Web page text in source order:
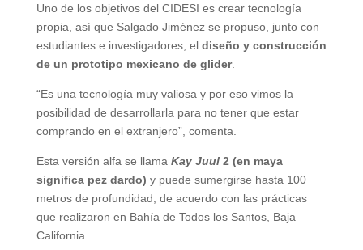
Uno de los objetivos del CIDESI es crear tecnología
propia, así que Salgado Jiménez se propuso, junto con
estudiantes e investigadores, el diseño y construcción
de un prototipo mexicano de glider.
“Es una tecnología muy valiosa y por eso vimos la
posibilidad de desarrollarla para no tener que estar
comprando en el extranjero”, comenta.
Esta versión alfa se llama Kay Juul2 (en maya
significa pez dardo) y puede sumergirse hasta 100
metros de profundidad, de acuerdo con las prácticas
que realizaron en Bahía de Todos los Santos, Baja
California.